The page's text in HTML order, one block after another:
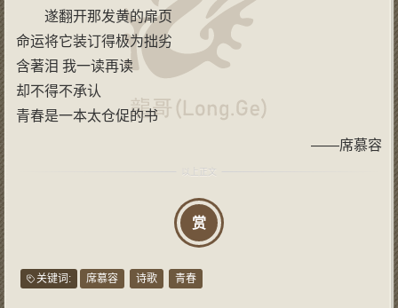
遂翻开那发黄的扉页
命运将它装订得极为拙劣
含著泪 我一读再读
却不得不承认
青春是一本太仓促的书
——席慕容
赏
关键词: 席慕容 诗歌 青春